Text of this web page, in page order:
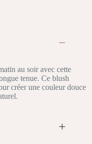
au soir avec cette
tenue. Ce blush
créer une couleur douce